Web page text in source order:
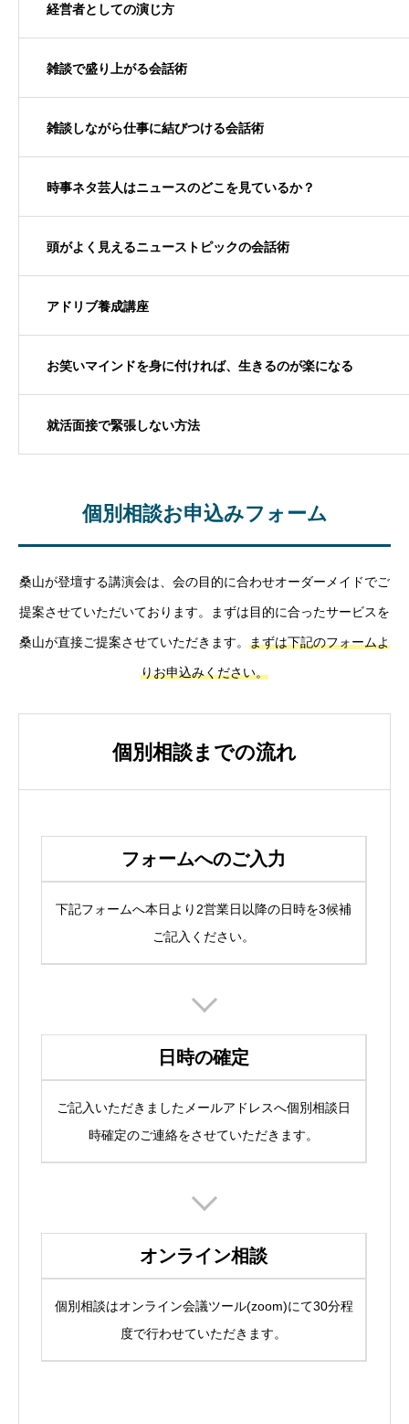
経営者としての演じ方
雑談で盛り上がる会話術
雑談しながら仕事に結びつける会話術
時事ネタ芸人はニュースのどこを見ているか？
頭がよく見えるニューストピックの会話術
アドリブ養成講座
お笑いマインドを身に付ければ、生きるのが楽になる
就活面接で緊張しない方法
個別相談お申込みフォーム
桑山が登壇する講演会は、会の目的に合わせオーダーメイドでご
提案させていただいております。まずは目的に合ったサービスを
桑山が直接ご提案させていただきます。 まずは下記のフォームよ
りお申込みください。
個別相談までの流れ
フォームへのご入力
下記フォームへ本日より2営業日以降の日時を3候補
ご記入ください。
日時の確定
ご記入いただきましたメールアドレスへ個別相談日
時確定のご連絡をさせていただきます。
オンライン相談
個別相談はオンライン会議ツール(zoom)にて30分程
度で行わせていただきます。